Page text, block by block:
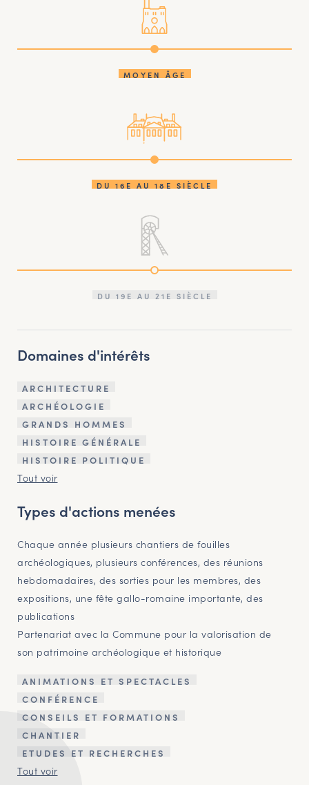
MOYEN ÂGE
DU 16E AU 18E SIÈCLE
DU 19E AU 21E SIÈCLE
Domaines d'intérêts
ARCHITECTURE
ARCHÉOLOGIE
GRANDS HOMMES
HISTOIRE GÉNÉRALE
HISTOIRE POLITIQUE
Tout voir
Types d'actions menées
Chaque année plusieurs chantiers de fouilles
archéologiques, plusieurs conférences, des réunions
hebdomadaires, des sorties pour les membres, des
expositions, une fête gallo-romaine importante, des
publications
Partenariat avec la Commune pour la valorisation de
son patrimoine archéologique et historique
ANIMATIONS ET SPECTACLES
CONFÉRENCE
CONSEILS ET FORMATIONS
CHANTIER
ETUDES ET RECHERCHES
Tout voir